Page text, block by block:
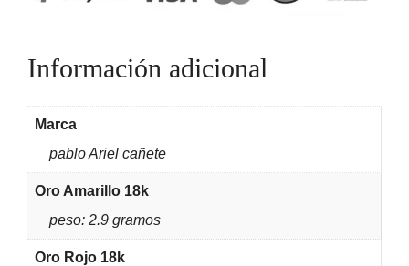
Información adicional
Marca
pablo Ariel cañete
Oro Amarillo 18k
peso: 2.9 gramos
Oro Rojo 18k